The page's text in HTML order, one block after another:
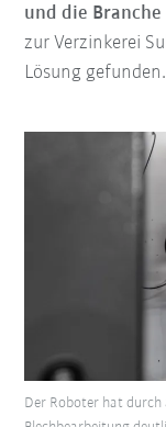
und die
zur Verzinkerei
Lösung gefunden.
Der Roboter hat durch